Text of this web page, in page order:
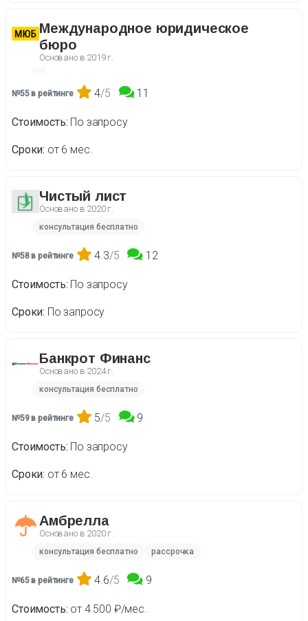
Международное юридическое
бюро
Основано в 2019 г.
№55 в рейтинге 4/5 11
Стоимость По запросу
Сроки от 6 мес.
Чистый лист
Основано в 2020 г.
консультация бесплатно
№58 в рейтинге 4.3/5 12
Стоимость По запросу
Сроки По запросу
Банкрот Финанс
Основано в 2024 г.
консультация бесплатно
№59 в рейтинге 5/5 9
Стоимость По запросу
Сроки от 6 мес.
Амбрелла
Основано в 2020 г.
консультация бесплатно рассрочка
№65 в рейтинге 4.6/5 9
Стоимость от 4 500 ₽/мес.